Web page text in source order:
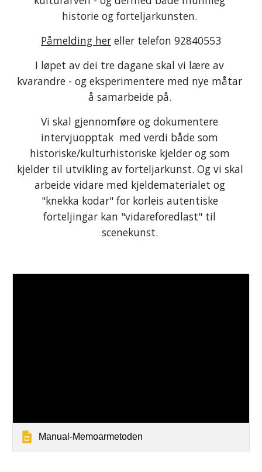
historie og forteljarkunsten.
Påmelding her eller telefon 92840553
I løpet av dei tre dagane skal vi lære av
kvarandre - og eksperimentere med nye måtar
å samarbeide på.
Vi skal gjennomføre og dokumentere
intervjuopptak  med verdi både som
historiske/kulturhistoriske kjelder og som
kjelder til utvikling av forteljarkunst. Og vi skal
arbeide vidare med kjeldematerialet og
"knekka kodar" for korleis autentiske
forteljingar kan "vidareforedlast" til
scenekunst.
Manual-Memoarmetoden